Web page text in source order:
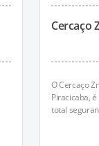
Cercaço
O Cercaço
Piracicaba,
total